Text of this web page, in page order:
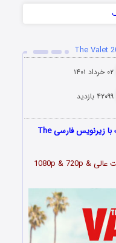
۰۲ خرداد ۱۴۰۱
۴۲۰۹۹ بازدید
پیشخدمت پارکینگ با زیرنویس فارسی The
فیلم پیشخدمت پارکینگ ۲۰۲۲ با کیفیت عالی 1080p & 720p &